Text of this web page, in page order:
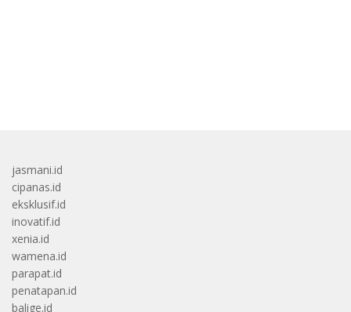
jasmani.id
cipanas.id
eksklusif.id
inovatif.id
xenia.id
wamena.id
parapat.id
penatapan.id
balige.id